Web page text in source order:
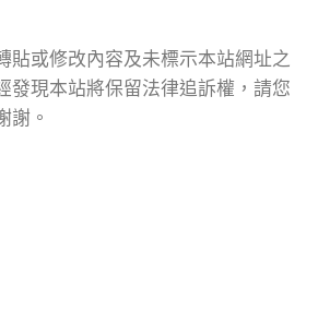
貼或修改內容及未標示本站網址之
發現本站將保留法律追訴權，請您
謝。